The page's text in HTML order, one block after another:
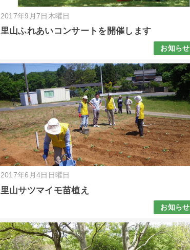
2017年9月7日木曜日
里山ふれあいコンサートを開催します
お知らせ
2017年6月4日日曜日
里山サツマイモ苗植え
お知らせ